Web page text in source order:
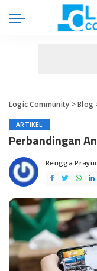
Logic Community >Blog
ARTIKEL
Perbandingan
Posted
by
Rengga